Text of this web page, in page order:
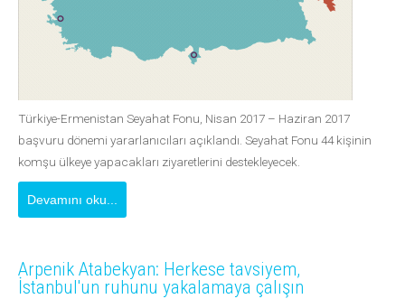
Türkiye-Ermenistan Seyahat Fonu, Nisan 2017 – Haziran 2017
başvuru dönemi yararlanıcıları açıklandı. Seyahat Fonu 44 kişinin
komşu ülkeye yapacakları ziyaretlerini destekleyecek.
Devamını oku...
Arpenik Atabekyan: Herkese tavsiyem,
İstanbul'un ruhunu yakalamaya çalışın